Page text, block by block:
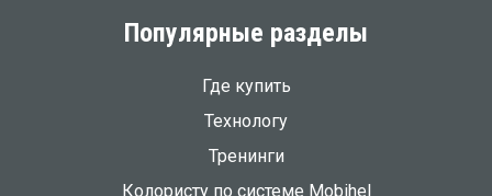
Популярные разделы
Где купить
Технологу
Тренинги
Колористу по системе Mobihel